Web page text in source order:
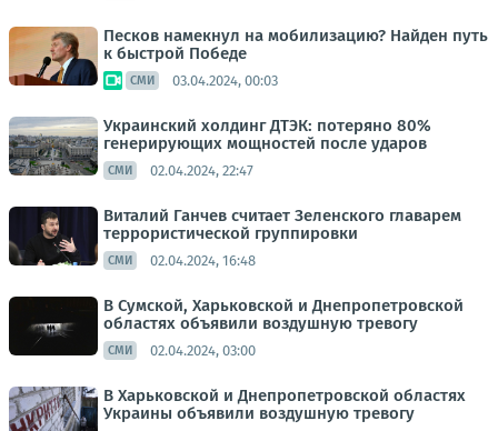
Песков намекнул на мобилизацию? Найден путь
к быстрой Победе
СМИ 03.04.2024, 00:03
Украинский холдинг ДТЭК: потеряно 80%
генерирующих мощностей после ударов
СМИ 02.04.2024, 22:47
Виталий Ганчев считает Зеленского главарем
террористической группировки
СМИ 02.04.2024, 16:48
В Сумской, Харьковской и Днепропетровской
областях объявили воздушную тревогу
СМИ 02.04.2024, 03:00
В Харьковской и Днепропетровской областях
Украины объявили воздушную тревогу